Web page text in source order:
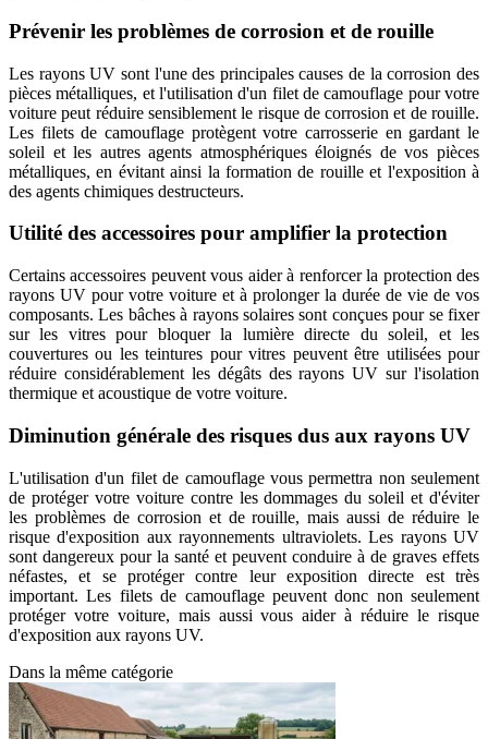
Prévenir les problèmes de corrosion et de rouille
Les rayons UV sont l'une des principales causes de la corrosion des
pièces métalliques, et l'utilisation d'un filet de camouflage pour votre
voiture peut réduire sensiblement le risque de corrosion et de rouille.
Les filets de camouflage protègent votre carrosserie en gardant le
soleil et les autres agents atmosphériques éloignés de vos pièces
métalliques, en évitant ainsi la formation de rouille et l'exposition à
des agents chimiques destructeurs.
Utilité des accessoires pour amplifier la protection
Certains accessoires peuvent vous aider à renforcer la protection des
rayons UV pour votre voiture et à prolonger la durée de vie de vos
composants. Les bâches à rayons solaires sont conçues pour se fixer
sur les vitres pour bloquer la lumière directe du soleil, et les
couvertures ou les teintures pour vitres peuvent être utilisées pour
réduire considérablement les dégâts des rayons UV sur l'isolation
thermique et acoustique de votre voiture.
Diminution générale des risques dus aux rayons UV
L'utilisation d'un filet de camouflage vous permettra non seulement
de protéger votre voiture contre les dommages du soleil et d'éviter
les problèmes de corrosion et de rouille, mais aussi de réduire le
risque d'exposition aux rayonnements ultraviolets. Les rayons UV
sont dangereux pour la santé et peuvent conduire à de graves effets
néfastes, et se protéger contre leur exposition directe est très
important. Les filets de camouflage peuvent donc non seulement
protéger votre voiture, mais aussi vous aider à réduire le risque
d'exposition aux rayons UV.
Dans la même catégorie